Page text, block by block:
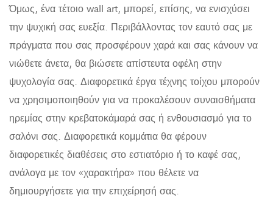
Όμως, ένα τέτοιο wall art, μπορεί, επίσης, να ενισχύσει
την ψυχική σας ευεξία. Περιβάλλοντας τον εαυτό σας με
πράγματα που σας προσφέρουν χαρά και σας κάνουν να
νιώθετε άνετα, θα βιώσετε απίστευτα οφέλη στην
ψυχολογία σας. Διαφορετικά έργα τέχνης τοίχου μπορούν
να χρησιμοποιηθούν για να προκαλέσουν συναισθήματα
ηρεμίας στην κρεβατοκάμαρά σας ή ενθουσιασμό για το
σαλόνι σας. Διαφορετικά κομμάτια θα φέρουν
διαφορετικές διαθέσεις στο εστιατόριο ή το καφέ σας,
ανάλογα με τον «χαρακτήρα» που θέλετε να
δημιουργήσετε για την επιχείρησή σας.